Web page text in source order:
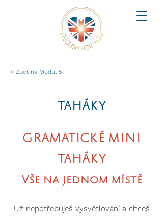
< Zpět na Modul 5
TAHÁKY
GRAMATICKÉ MINI
TAHÁKY
Vše na jednom místě
Už nepotřebuješ vysvětlování a chceš